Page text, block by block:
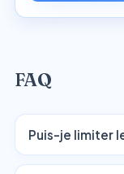
FAQ
Puis-je limiter